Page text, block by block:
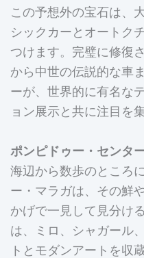
この予想外の宝石は、
シックカーとオートク
つけます。完璧に修復
から中世の伝説的な車
ーが、世界的に有名な
ョン展示と共に注目を
ポンピドゥー・センタ
海辺から数歩のところ
ー・マラガは、その鮮
かげで一見して見分け
は、ミロ、シャガール
トとモダンアートを収